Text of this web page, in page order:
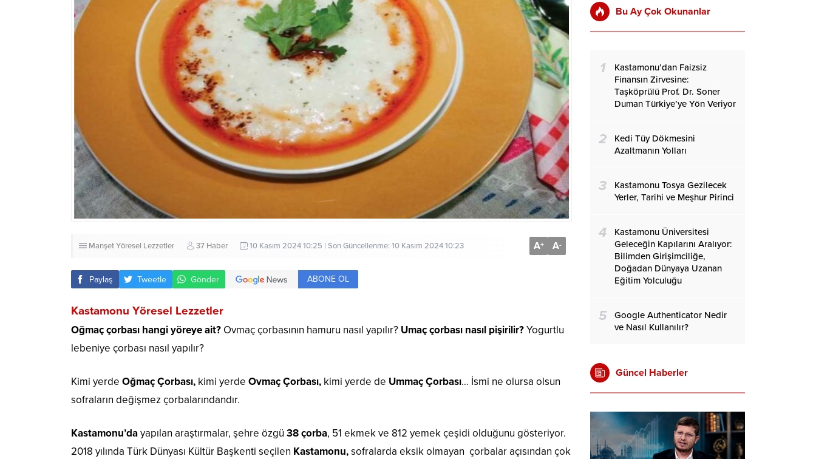
ManşetYöresel Lezzetler 37 Haber 10 Kasım 2024 10:25 | Son Güncellenme: 10 Kasım 2024 10:23 A+ A-
Paylaş Tweetle Gönder ABONE OL
Kastamonu Yöresel Lezzetler
Oğmaç çorbası hangi yöreye ait? Ovmaç çorbasının hamuru nasıl yapılır? Umaç çorbası nasıl pişirilir?Yogurtlu
lebeniye çorbası nasıl yapılır?
Kimi yerde Oğmaç Çorbası, kimi yerde Ovmaç Çorbası, kimi yerde de Ummaç Çorbası… İsmi ne olursa olsun
sofraların değişmez çorbalarındandır.
Kastamonu’dayapılan araştırmalar, şehre özgü 38 çorba, 51 ekmek ve 812 yemek çeşidi olduğunu gösteriyor.
2018 yılında Türk Dünyası Kültür Başkenti seçilen Kastamonu,sofralarda eksik olmayan çorbalar açısından çok
Bu Ay Çok Okunanlar
1
Kastamonu’dan Faizsiz
Finansın Zirvesine:
Taşköprülü Prof. Dr. Soner
Duman Türkiye’ye Yön Veriyor
2
Kedi Tüy Dökmesini
Azaltmanın Yolları
3
Kastamonu Tosya Gezilecek
Yerler, Tarihi ve Meşhur Pirinci
4
Kastamonu Üniversitesi
Geleceğin Kapılarını Aralıyor:
Bilimden Girişimciliğe,
Doğadan Dünyaya Uzanan
Eğitim Yolculuğu
5
Google Authenticator Nedir
ve Nasıl Kullanılır?
Güncel Haberler